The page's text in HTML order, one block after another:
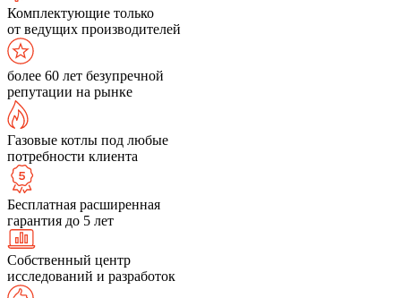
Комплектующие только
от ведущих производителей
более 60 лет безупречной
репутации на рынке
Газовые котлы под любые
потребности клиента
Бесплатная расширенная
гарантия до 5 лет
Собственный центр
исследований и разработок